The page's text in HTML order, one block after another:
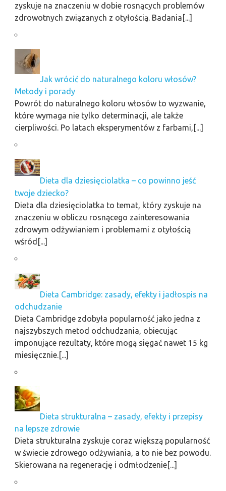
zyskuje na znaczeniu w dobie rosnących problemów
zdrowotnych związanych z otyłością. Badania[...]
Jak wrócić do naturalnego koloru włosów?
Metody i porady
Powrót do naturalnego koloru włosów to wyzwanie,
które wymaga nie tylko determinacji, ale także
cierpliwości. Po latach eksperymentów z farbami,[...]
Dieta dla dziesięciolatka – co powinno jeść
twoje dziecko?
Dieta dla dziesięciolatka to temat, który zyskuje na
znaczeniu w obliczu rosnącego zainteresowania
zdrowym odżywianiem i problemami z otyłością
wśród[...]
Dieta Cambridge: zasady, efekty i jadłospis na
odchudzanie
Dieta Cambridge zdobyła popularność jako jedna z
najszybszych metod odchudzania, obiecując
imponujące rezultaty, które mogą sięgać nawet 15 kg
miesięcznie.[...]
Dieta strukturalna – zasady, efekty i przepisy
na lepsze zdrowie
Dieta strukturalna zyskuje coraz większą popularność
w świecie zdrowego odżywiania, a to nie bez powodu.
Skierowana na regenerację i odmłodzenie[...]